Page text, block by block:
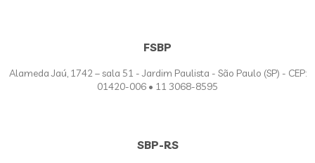
FSBP
Alameda Jaú, 1742 – sala 51 - Jardim Paulista - São Paulo (SP) - CEP:
01420-006 • 11 3068-8595
SBP-RS